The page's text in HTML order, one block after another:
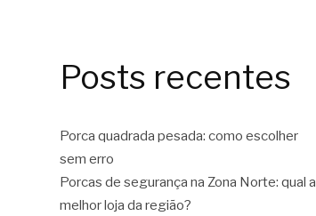
Posts recentes
Porca quadrada pesada: como escolher
sem erro
Porcas de segurança na Zona Norte: qual a
melhor loja da região?